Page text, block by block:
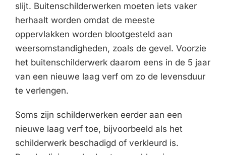
slijt. Buitenschilderwerken moeten iets vaker
herhaalt worden omdat de meeste
oppervlakken worden blootgesteld aan
weersomstandigheden, zoals de gevel. Voorzie
het buitenschilderwerk daarom eens in de 5 jaar
van een nieuwe laag verf om zo de levensduur
te verlengen.
Soms zijn schilderwerken eerder aan een
nieuwe laag verf toe, bijvoorbeeld als het
schilderwerk beschadigd of verkleurd is.